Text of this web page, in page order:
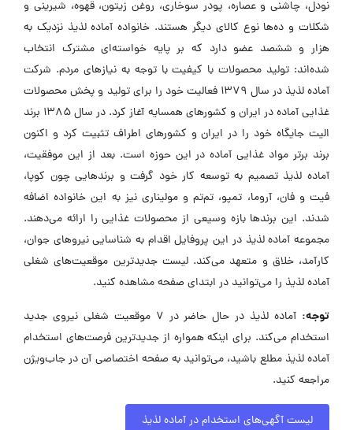
نودل، چاشنی و عصاره، پودر سوخاری، روغن زیتون، قهوه، شیرینی و
شکلات و ده‌ها نوع کالای دیگر هستند. خانواده آماده لذیذ نزدیک به
هزار و ششصد عضو دارد که بر پایه خواسته‌ای مشترک انتخاب
شده‌اند: تولید محصولات با کیفیت با توجه به نیازهای مردم. شرکت
آماده لذیذ در سال 1379 فعالیت خود را برای تولید و پخش محصولات
غذایی آماده در ایران و کشورهای همسایه آغاز کرد. در سال 1385 برند
الیت جایگاه خود را در ایران و کشورهای اطراف تثبیت کرد و اکنون
برند برتر مواد غذایی آماده در این حوزه است. بعد از این موفقیت،
آماده لذیذ تصمیم به توسعه کار خود گرفت و برندهایی چون کوپا،
فیت و فان، آروما، تمپو، تم‌تم و مولیناری نیز به این خانواده اضافه
شدند. این برندها بازه وسیعی از محصولات غذایی را ارائه می‌دهند.
مجموعه آماده لذیذ در این پروفایل اقدام به شناسایی نیروهای جوان،
کارآمد، خلاق و متعهد می‌کند. لیست جدیدترین موقعیت‌های شغلی
آماده لذیذ را می‌توانید در ابتدای صفحه مشاهده کنید.
توجه:
آماده لذیذ در حال حاضر در ۷ موقعیت شغلی نیروی جدید
استخدام می‌کند. برای اینکه همواره از جدیدترین فرصت‌های استخدام
آماده لذیذ مطلع باشید، می‌توانید به صفحه اختصاصی آن در جاب‌ویژن
مراجعه کنید.
لیست آگهی‌های استخدام در آماده لذیذ